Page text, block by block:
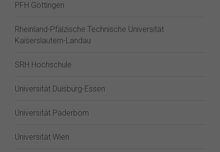
PFH Göttingen
Rheinland-Pfälzische Technische Universität
Kaiserslautern-Landau
SRH Hochschule
Universität Duisburg-Essen
Universität Paderborn
Universität Wien